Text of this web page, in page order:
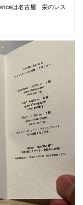
は名古屋 栄のレス